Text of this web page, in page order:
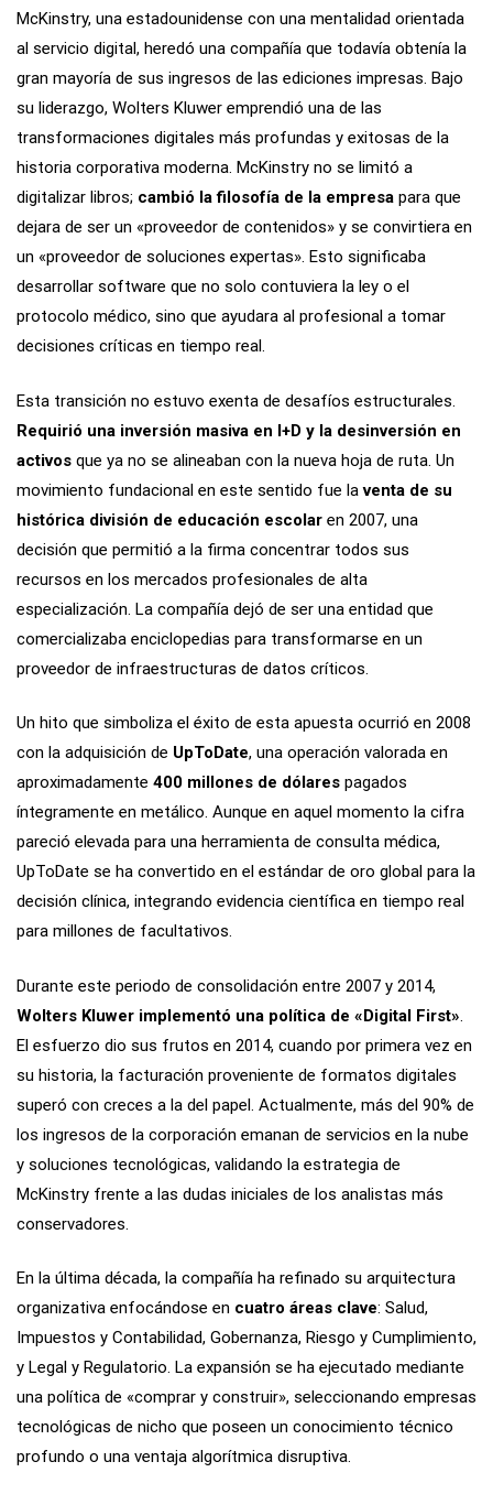
McKinstry, una estadounidense con una mentalidad orientada
al servicio digital, heredó una compañía que todavía obtenía la
gran mayoría de sus ingresos de las ediciones impresas. Bajo
su liderazgo, Wolters Kluwer emprendió una de las
transformaciones digitales más profundas y exitosas de la
historia corporativa moderna. McKinstry no se limitó a
digitalizar libros; cambió la filosofía de la empresa para que
dejara de ser un «proveedor de contenidos» y se convirtiera en
un «proveedor de soluciones expertas». Esto significaba
desarrollar software que no solo contuviera la ley o el
protocolo médico, sino que ayudara al profesional a tomar
decisiones críticas en tiempo real.
Esta transición no estuvo exenta de desafíos estructurales.
Requirió una inversión masiva en I+D y la desinversión en
activos que ya no se alineaban con la nueva hoja de ruta. Un
movimiento fundacional en este sentido fue laventa de su
histórica división de educación escolar en 2007, una
decisión que permitió a la firma concentrar todos sus
recursos en los mercados profesionales de alta
especialización. La compañía dejó de ser una entidad que
comercializaba enciclopedias para transformarse en un
proveedor de infraestructuras de datos críticos.
Un hito que simboliza el éxito de esta apuesta ocurrió en 2008
con la adquisición de UpToDate, una operación valorada en
aproximadamente 400 millones de dólares pagados
íntegramente en metálico. Aunque en aquel momento la cifra
pareció elevada para una herramienta de consulta médica,
UpToDate se ha convertido en el estándar de oro global para la
decisión clínica, integrando evidencia científica en tiempo real
para millones de facultativos.
Durante este periodo de consolidación entre 2007 y 2014,
Wolters Kluwer implementó una política de «Digital First»
El esfuerzo dio sus frutos en 2014, cuando por primera vez en
su historia, la facturación proveniente de formatos digitales
superó con creces a la del papel. Actualmente, más del 90% de
los ingresos de la corporación emanan de servicios en la nube
y soluciones tecnológicas, validando la estrategia de
McKinstry frente a las dudas iniciales de los analistas más
conservadores.
En la última década, la compañía ha refinado su arquitectura
organizativa enfocándose en cuatro áreas clave: Salud,
Impuestos y Contabilidad, Gobernanza, Riesgo y Cumplimiento,
y Legal y Regulatorio. La expansión se ha ejecutado mediante
una política de «comprar y construir», seleccionando empresas
tecnológicas de nicho que poseen un conocimiento técnico
profundo o una ventaja algorítmica disruptiva.